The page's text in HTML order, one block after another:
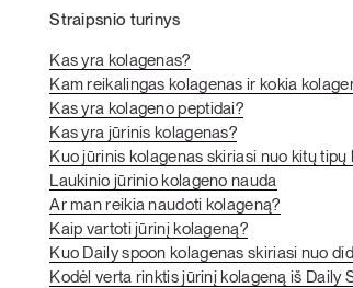
Straipsnio turinys
Kas yra kolagenas?
Kam reikalingas kolagenas ir kokia
Kas yra kolageno peptidai?
Kas yra jūrinis kolagenas?
Kuo jūrinis kolagenas skiriasi nuo kitų tipų
Laukinio jūrinio kolageno nauda
Ar man reikia naudoti kolageną?
Kaip vartoti jūrinį kolageną?
Kuo Daily spoon kolagenas skiriasi nuo
Kodėl verta rinktis jūrinį kolageną iš Daily